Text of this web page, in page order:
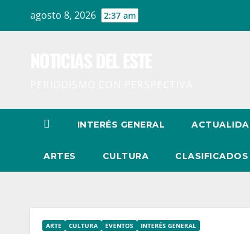
agosto 8, 2026 2:37 am
INTERÉS GENERAL
ARTES CULTURA CLASIFICADOS
ARTE CULTURA EVENTOS INTERÉS GENERAL